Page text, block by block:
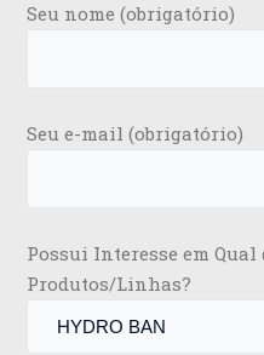
Seu nome (obrigatório)
Seu e-mail (obrigatório)
Possui Interesse em Qual
Produtos/Linhas?